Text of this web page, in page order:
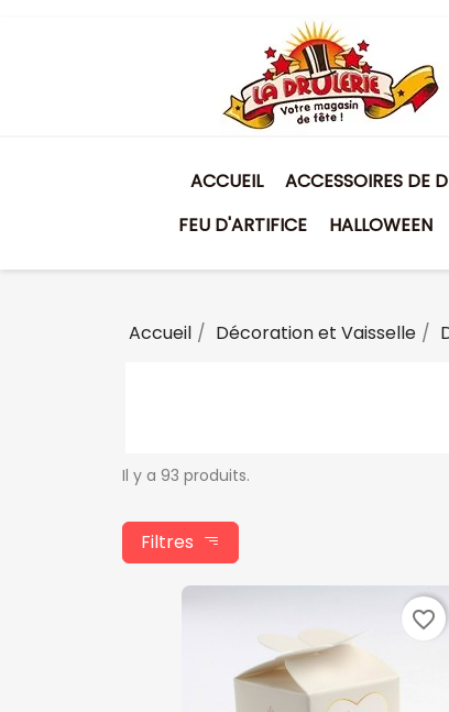
ACCUEIL ACCESSOIRES DE
FEU D'ARTIFICE
HALLOWEEN
Accueil Décoration et Vaisselle
Il y a 93 produits.
Filtres
favorite_border